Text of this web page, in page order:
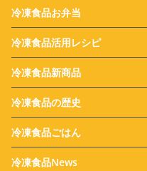
冷凍食品お弁当
冷凍食品活用レシピ
冷凍食品新商品
冷凍食品の歴史
冷凍食品ごはん
冷凍食品News